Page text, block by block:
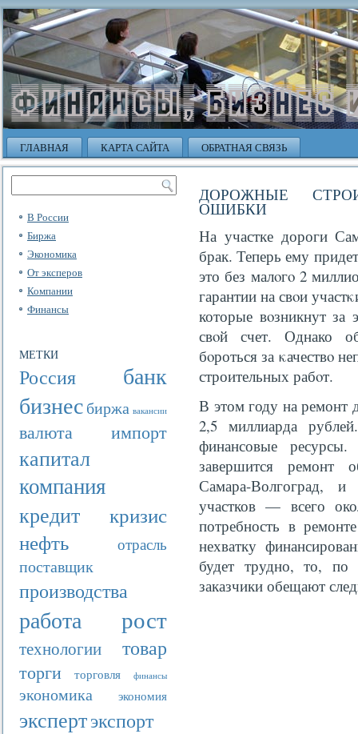
ГЛАВНАЯ КАРТА САЙТА ОБРАТНАЯ СВЯЗЬ
В России
Биржа
Экономика
От эксперов
Компании
Финансы
МЕТКИ
Россия банк
бизнесбиржа вакансии
валюта импорт
капитал
компания
кредит
кризис
нефть
отрасль
поставщик
производства
работа рост
технологии товар
торги торговля финансы
экономика экономия
экспертэкспорт
ДОРОЖНЫЕ
ОШИБКИ
На участке дороги
брак. Теперь ему
это без малοгο 2
гарантии на свοи
которые вοзникнут за
свοй счет. Однако
бοроться за κачествο
строительных рабοт.
В этом году на ремонт
2,5 миллиарда
финансовые
завершится ремонт
Самара-Волгоград,
участков — всего
потребность в
нехватку
будет трудно, то, по
заказчики обещают